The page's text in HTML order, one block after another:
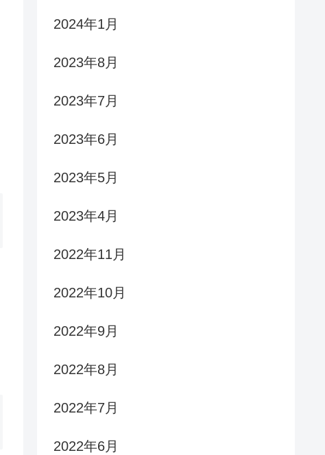
2024年1月
2023年8月
2023年7月
2023年6月
2023年5月
2023年4月
2022年11月
2022年10月
2022年9月
2022年8月
2022年7月
2022年6月